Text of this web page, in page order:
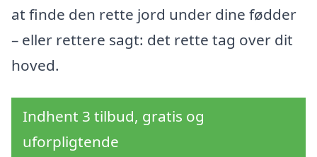
at finde den rette jord under dine fødder
– eller rettere sagt: det rette tag over dit
hoved.
Indhent 3 tilbud, gratis og
uforpligtende